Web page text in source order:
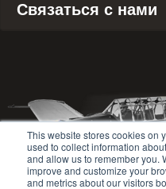
This website stores cookies on
used to collect information
and allow us to remember you.
improve and customize your
and metrics about our visitors
Связаться с нами